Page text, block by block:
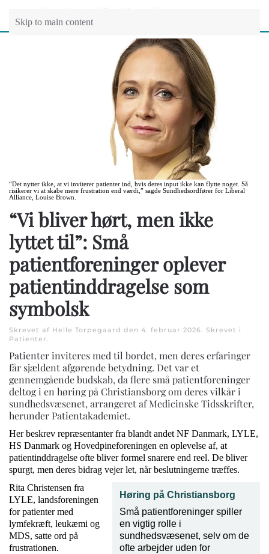
Skip to main content
“Det nytter ikke, at vi inviterer patienter ind, hvis deres input ikke kan flytte noget. Så
risikerer vi at skabe mere frustration end værdi,” sagde Sundhedsordfører for Liberal
Alliance, Louise Brown.
“Vi bliver hørt, men ikke
lyttet til”: Små
patientforeninger oplever
patientinddragelse som
symbolsk
Skrevet af Helle Torpegaard den 4. februar 2026. Skrevet i
Patienter.
Patienter inviteres med til bordet, men deres erfaringer
får sjældent afgørende betydning. Det var et
gennemgående budskab, da flere små patientforeninger
deltog i en høring på Christiansborg om deres vilkår i
sundhedsvæsenet, arrangeret af Medicinske Tidsskrifter,
herunder Patientakademiet.
Her beskrev repræsentanter fra blandt andet NF Danmark, LYLE,
HS Danmark og Hovedpineforeningen en oplevelse af, at
patientinddragelse ofte bliver formel snarere end reel. De bliver
spurgt, men deres bidrag vejer let, når beslutningerne træffes.
Høring på Christiansborg
Små patientforeninger spiller
en vigtig rolle i
sundhedsvæsenet, selv om de
ofte arbejder uden for
Rita Christensen fra
LYLE, landsforeningen
for patienter med
lymfekræft, leukæmi og
MDS, satte ord på
frustrationen.